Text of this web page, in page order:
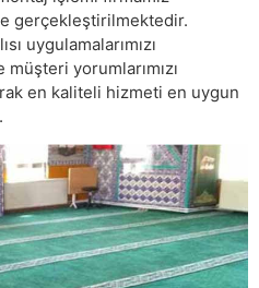
gerçekleştirilmektedir.
uygulamalarımızı
yorumlarımızı
en kaliteli hizmeti en uygun